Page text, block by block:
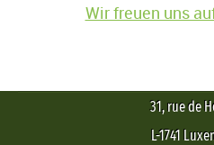
Wir freuen uns
31, rue de
L-1741